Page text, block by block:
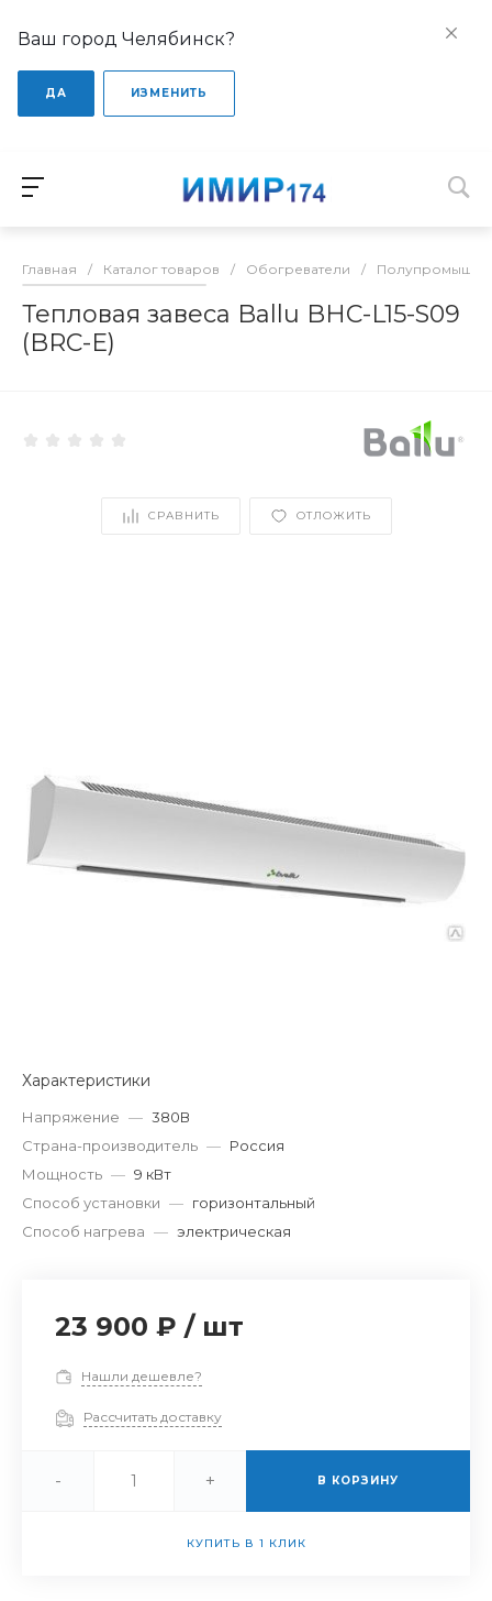
Ваш город Челябинск?
ДА ИЗМЕНИТЬ
Главная / Каталог товаров / Обогреватели /
Тепловая завеса Ballu BHC-L15-S09
(BRC-E)
СРАВНИТЬ ОТЛОЖИТЬ
Характеристики
Напряжение — 380В
Страна-производитель — Россия
Мощность — 9 кВт
Способ установки — горизонтальный
Способ нагрева — электрическая
23 900 ₽ / шт
Нашли дешевле?
Рассчитать доставку
- + В КОРЗИНУ
КУПИТЬ В 1 КЛИК